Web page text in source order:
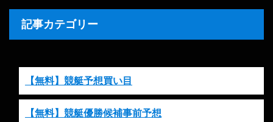
記事カテゴリー
【無料】競艇予想買い目
【無料】競艇優勝候補事前予想